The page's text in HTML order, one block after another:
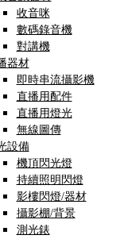
收音咪
數碼錄音機
對講機
器材
即時串流攝影機
直播用配件
直播用燈光
無線圖傳
設備
機頂閃光燈
持續照明閃燈
影樓閃燈/器材
攝影棚/背景
測光錶